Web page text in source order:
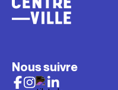
Nous suivre